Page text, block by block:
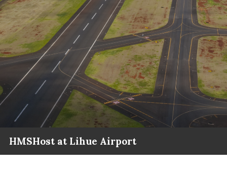
HMSHost at Lihue Airport